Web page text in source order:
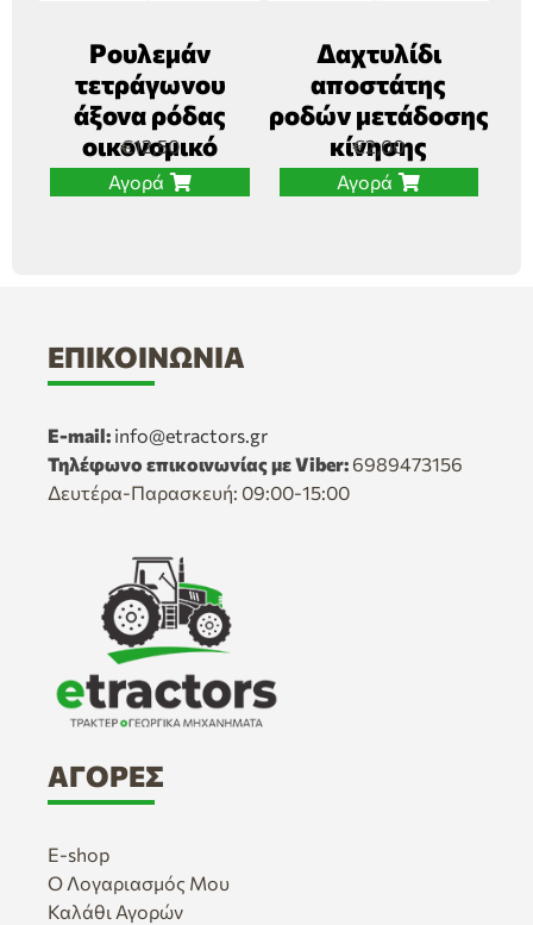
Ρουλεμάν
τετράγωνου
άξονα ρόδας
οικονομικό
€12,50
Αγορά
Δαχτυλίδι
αποστάτης
ροδών μετάδοσης
κίνησης
€2,00
Αγορά
ΕΠΙΚΟΙΝΩΝΊΑ
E-mail: info@etractors.gr
Τηλέφωνο επικοινωνίας με Viber: 6989473156
Δευτέρα-Παρασκευή: 09:00-15:00
ΑΓΟΡΈΣ
E-shop
Ο Λογαριασμός Μου
Καλάθι Αγορών